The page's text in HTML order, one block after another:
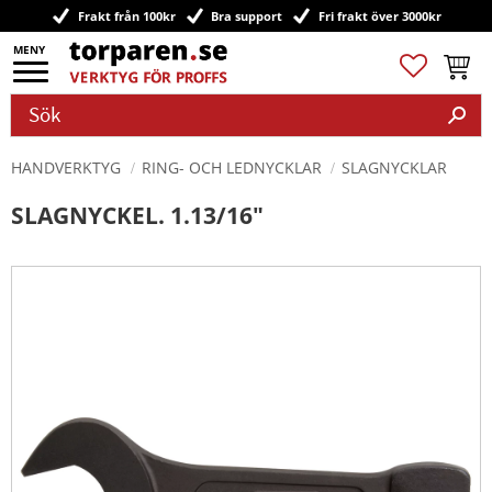
Meny
Frakt från 100kr Bra support Fri frakt över 3000kr
Favoriter
HANDVERKTYG RING- OCH LEDNYCKLAR SLAGNYCKLAR
SLAGNYCKEL. 1.13/16"